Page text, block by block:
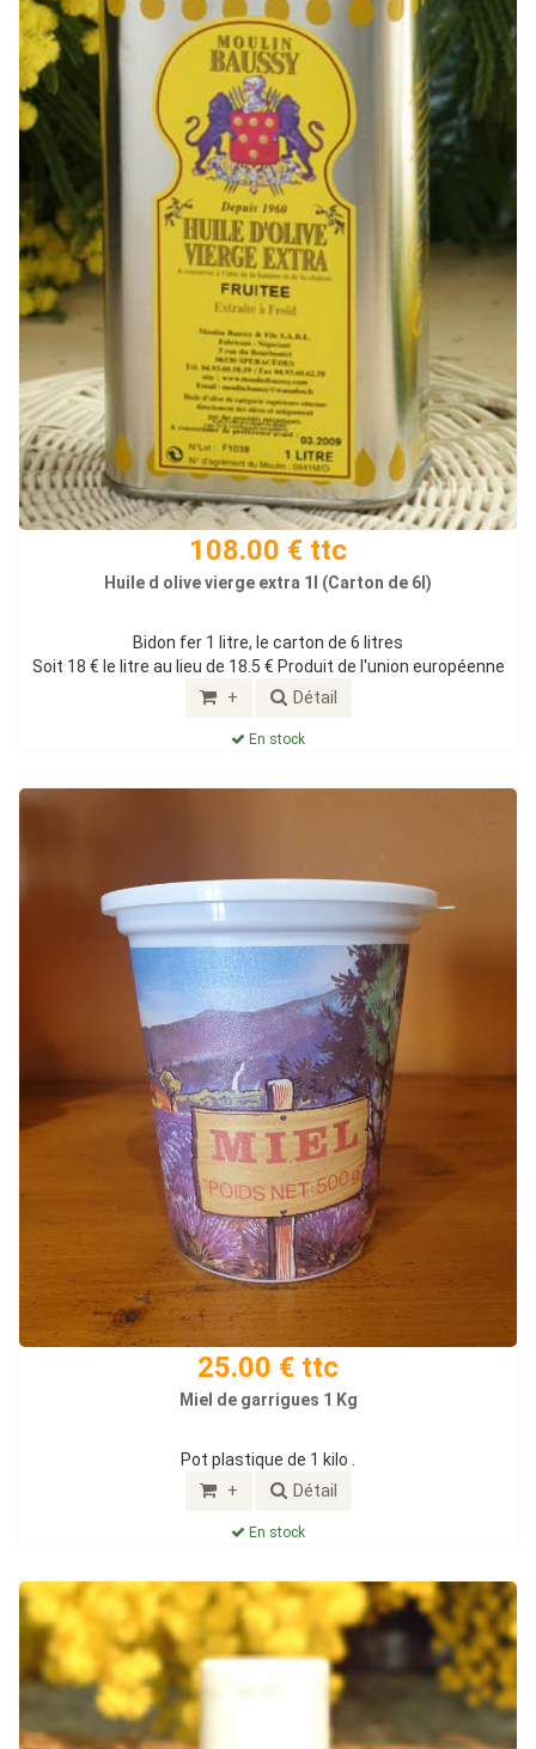
108.00 € ttc
Huile d olive vierge extra 1l (Carton de 6l)
Bidon fer 1 litre, le carton de 6 litres
Soit 18 € le litre au lieu de 18.5 € Produit de l'union européenne
+ Détail
En stock
25.00 € ttc
Miel de garrigues 1 Kg
Pot plastique de 1 kilo .
+ Détail
En stock